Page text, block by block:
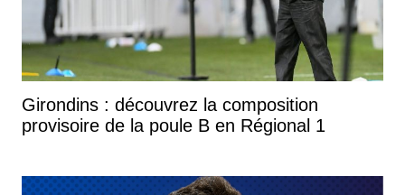
Girondins : découvrez la composition
provisoire de la poule B en Régional 1